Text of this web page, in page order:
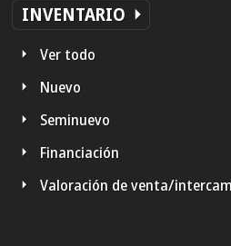
INVENTARIO
Ver todo
Nuevo
Seminuevo
Financiación
Valoración de venta/